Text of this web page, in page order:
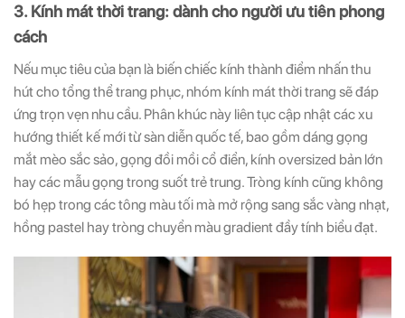
3. Kính mát thời trang: dành cho người ưu tiên phong
cách
Nếu mục tiêu của bạn là biến chiếc kính thành điểm nhấn thu
hút cho tổng thể trang phục, nhóm kính mát thời trang sẽ đáp
ứng trọn vẹn nhu cầu. Phân khúc này liên tục cập nhật các xu
hướng thiết kế mới từ sàn diễn quốc tế, bao gồm dáng gọng
mắt mèo sắc sảo, gọng đồi mồi cổ điển, kính oversized bản lớn
hay các mẫu gọng trong suốt trẻ trung. Tròng kính cũng không
bó hẹp trong các tông màu tối mà mở rộng sang sắc vàng nhạt,
hồng pastel hay tròng chuyển màu gradient đầy tính biểu đạt.